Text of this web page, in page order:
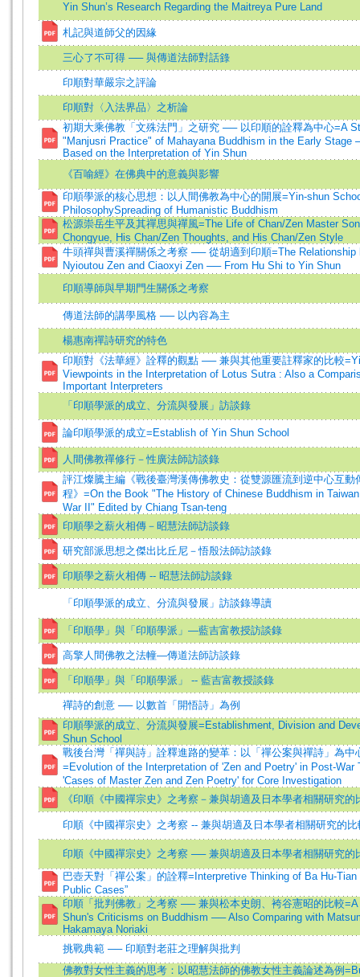
Yin Shun’s Research Regarding the Maitreya Pure Land
札記與道師父的因緣
三心了不可得 ── 與傳道法師對話錄
印順對華嚴宗之評論
印順對〈入法界品〉之析論
初期大乘佛教「文殊法門」之研究 ── 以印順的詮釋為中心=A
"Manjusri Practice" of Mahayana Buddhism in the Early Stage
Based on the Interpretation of Yin Shun
《百喻經》在佛典中的意義與影響
印順學派的核心思想：以人間佛教為中心的開展=Yin-shun
PhilosophySpreading of Humanistic Buddhism
松源崇岳生平及其禪思與禪風=The Life of Chan/Zen Master
Chongyue, His Chan/Zen Thoughts, and His Chan/Zen Style
牛頭禪與曹溪禪關係之考察 ── 從胡適到印順=The Relationship
Nyioutou Zen and Ciaoxyi Zen ── From Hu Shi to Yin Shun
印順導師與早期門生關係之考察
傳道法師的講學風格 ── 以內容為主
楊惠南禪詩研究的特色
印順對《法華經》詮釋的觀點 ── 兼與其他重要註釋家的比較
Viewpoints in the Interpretation of Lotus Sutra : Also a
Important Interpreters
「印順學派的成立、分流與發展」訪談錄
論印順學派的成立=Establish of Yin Shun School
人間佛教禪修行－性廣法師訪談錄
評江燦騰主編《戰後臺灣漢傳佛教史：從雙源匯流到逆中心互動
程》=On the Book "The History of Chinese Buddhism in
War II" Edited by Chiang Tsan-teng
印順學之薪火相傳－昭慧法師訪談錄
研究部派思想之傑出比丘尼－悟殷法師訪談錄
印順學之薪火相傳 -- 昭慧法師訪談錄
「印順學派的成立、分流與發展」訪談錄導讀
「印順學」與「印順學派」—藍吉富教授訪談錄
高擎人間佛教之法幢—傳道法師訪談錄
「印順學」與「印順學派」 -- 藍吉富教授談錄
禪詩的創意 ── 以數首「開悟詩」為例
印順學派的成立、分流與發展=Establishment, Division and
Shun School
戰後台灣「禪與詩」詮釋進路的變革：以「禪公案與禪詩」為中
=Evolution of the Interpretation of 'Zen and Poetry' in Post-War
'Cases of Master Zen and Zen Poetry' for Core Investigation
《印順《中國禪宗史》之考察－兼與胡適及日本學者相關研究的
印順《中國禪宗史》之考察 -- 兼與胡適及日本學者相關研究的比
印順《中國禪宗史》之考察 ── 兼與胡適及日本學者相關研究的
巴壺天對「禪公案」的詮釋=Interpretive Thinking of Ba Hu-Tian
Public Cases”
印順「批判佛教」之考察 ── 兼與松本史朗、袴谷憲昭的比較
Shun's Criticisms on Buddhism ── Also Comparing with
Hakamaya Noriaki
挑戰典範 ── 印順對老莊之理解與批判
佛教對女性主義的思考：以昭慧法師的佛教女性主義論述為例